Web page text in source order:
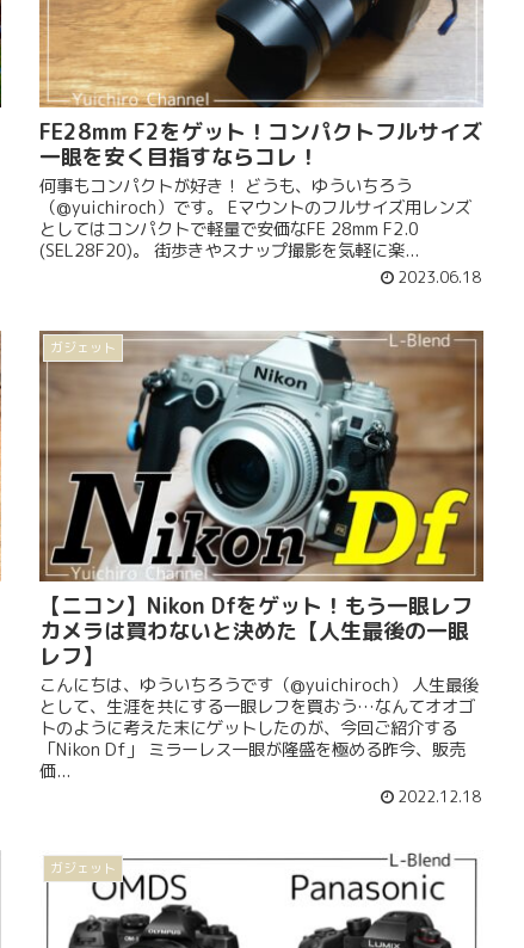
FE28mm F2をゲット！コンパクトフルサイズ
一眼を安く目指すならコレ！
何事もコンパクトが好き！ どうも、ゆういちろう
（@yuichiroch）です。 Eマウントのフルサイズ用レンズ
としてはコンパクトで軽量で安価なFE 28mm F2.0
(SEL28F20)。 街歩きやスナップ撮影を気軽に楽...
2023.06.18
ガジェット
【ニコン】Nikon Dfをゲット！もう一眼レフ
カメラは買わないと決めた【人生最後の一眼
レフ】
こんにちは、ゆういちろうです（@yuichiroch） 人生最後
として、生涯を共にする一眼レフを買おう…なんてオオゴ
トのように考えた末にゲットしたのが、今回ご紹介する
「Nikon Df」 ミラーレス一眼が隆盛を極める昨今、販売
価...
2022.12.18
ガジェット